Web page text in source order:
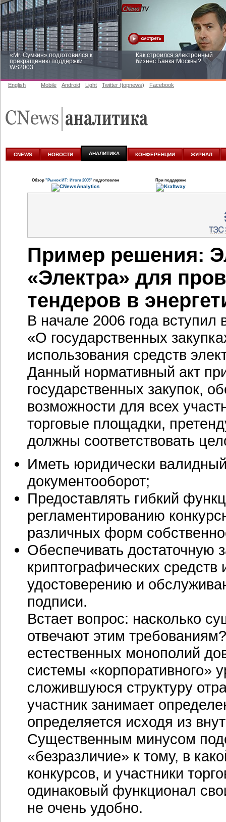
«Mr. Сумкин» подготовился к
прекращению поддержки
WS2003
Как строился электронный
бизнес Банка Москвы?
аналитике
English Mobile Android Light Twitter (topnews) Facebook
CNEWS НОВОСТИ АНАЛИТИКА КОНФЕРЕНЦИИ ЖУРНАЛ
Обзор "Рынок ИТ: Итоги 2005" подготовлен При поддержке
Пример решения:
«Электра» для
тендеров в
В начале 2006 года
«О государственных
использования средств
Данный нормативный акт
государственных закупок,
возможности для всех
торговые площадки,
должны соответствовать
Иметь юридически
документооборот;
Предоставлять гибкий
регламентированию
различных форм
Обеспечивать
криптографических средств
удостоверению и
подписи.
Встает вопрос: насколько
отвечают этим
естественных монополий
системы «корпоративного»
сложившуюся структуру
участник занимает
определяется исходя из
Существенным минусом
«безразличие» к тому, в
конкурсов, и участники
одинаковый функционал
не очень удобно.